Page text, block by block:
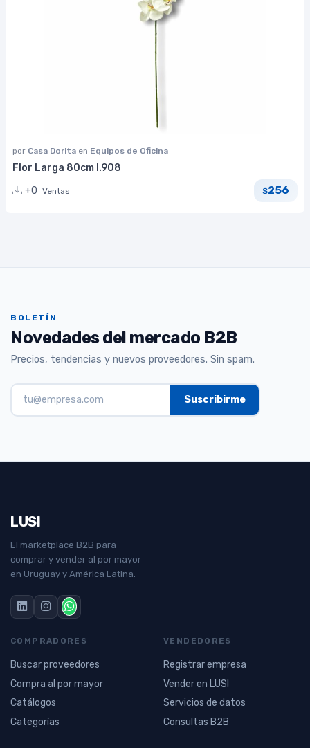
por Casa Dorita en Equipos de Oficina
Flor Larga 80cm I.908
+0 Ventas $256
BOLETÍN
Novedades del mercado B2B
Precios, tendencias y nuevos proveedores. Sin spam.
LUSI
El marketplace B2B para
comprar y vender al por mayor
en Uruguay y América Latina.
COMPRADORES
Buscar proveedores
Compra al por mayor
Catálogos
Categorías
VENDEDORES
Registrar empresa
Vender en LUSI
Servicios de datos
Consultas B2B